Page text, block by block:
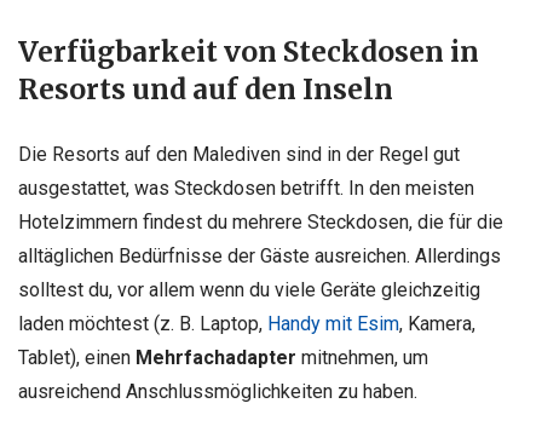
Verfügbarkeit von Steckdosen in
Resorts und auf den Inseln
Die Resorts auf den Malediven sind in der Regel gut
ausgestattet, was Steckdosen betrifft. In den meisten
Hotelzimmern findest du mehrere Steckdosen, die für die
alltäglichen Bedürfnisse der Gäste ausreichen. Allerdings
solltest du, vor allem wenn du viele Geräte gleichzeitig
laden möchtest (z. B. Laptop, Handy mit Esim, Kamera,
Tablet), einen Mehrfachadapter mitnehmen, um
ausreichend Anschlussmöglichkeiten zu haben.